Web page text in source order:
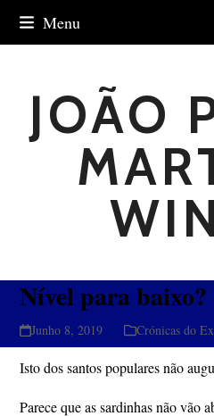
Menu
JOÃO
Nível para baixo?
Junho 8, 2019 Crónicas do
Isto dos santos populares não
Parece que as sardinhas não vão